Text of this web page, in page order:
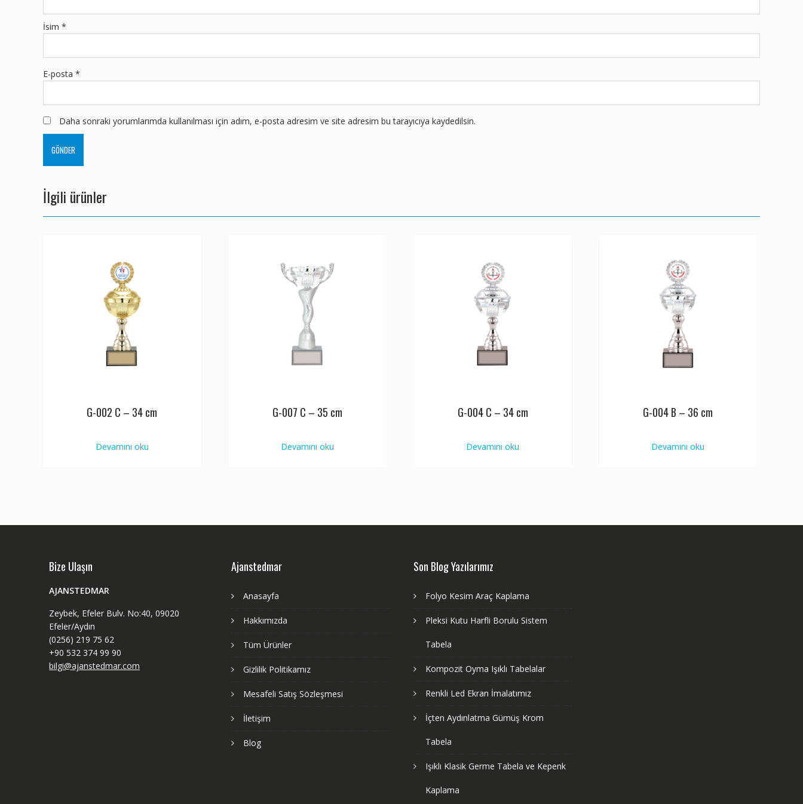
İsim *
E-posta *
Daha sonraki yorumlarımda kullanılması için adım, e-posta adresim ve site adresim bu tarayıcıya kaydedilsin.
İlgili ürünler
G-002 C – 34 cm
Devamını oku
G-007 C – 35 cm
Devamını oku
G-004 C – 34 cm
Devamını oku
G-004 B – 36 cm
Devamını oku
Bize Ulaşın
AJANSTEDMAR
Zeybek, Efeler Bulv. No:40, 09020
Efeler/Aydın
(0256) 219 75 62
+90 532 374 99 90
bilgi@ajanstedmar.com
Ajanstedmar
Anasayfa
Hakkımızda
Tüm Ürünler
Gizlilik Politikamız
Mesafeli Satış Sözleşmesi
İletişim
Blog
Son Blog Yazılarımız
Folyo Kesim Araç Kaplama
Pleksi Kutu Harfli Borulu Sistem
Tabela
Kompozit Oyma Işıklı Tabelalar
Renkli Led Ekran İmalatımız
İçten Aydınlatma Gümüş Krom
Tabela
Işıklı Klasik Germe Tabela ve Kepenk
Kaplama